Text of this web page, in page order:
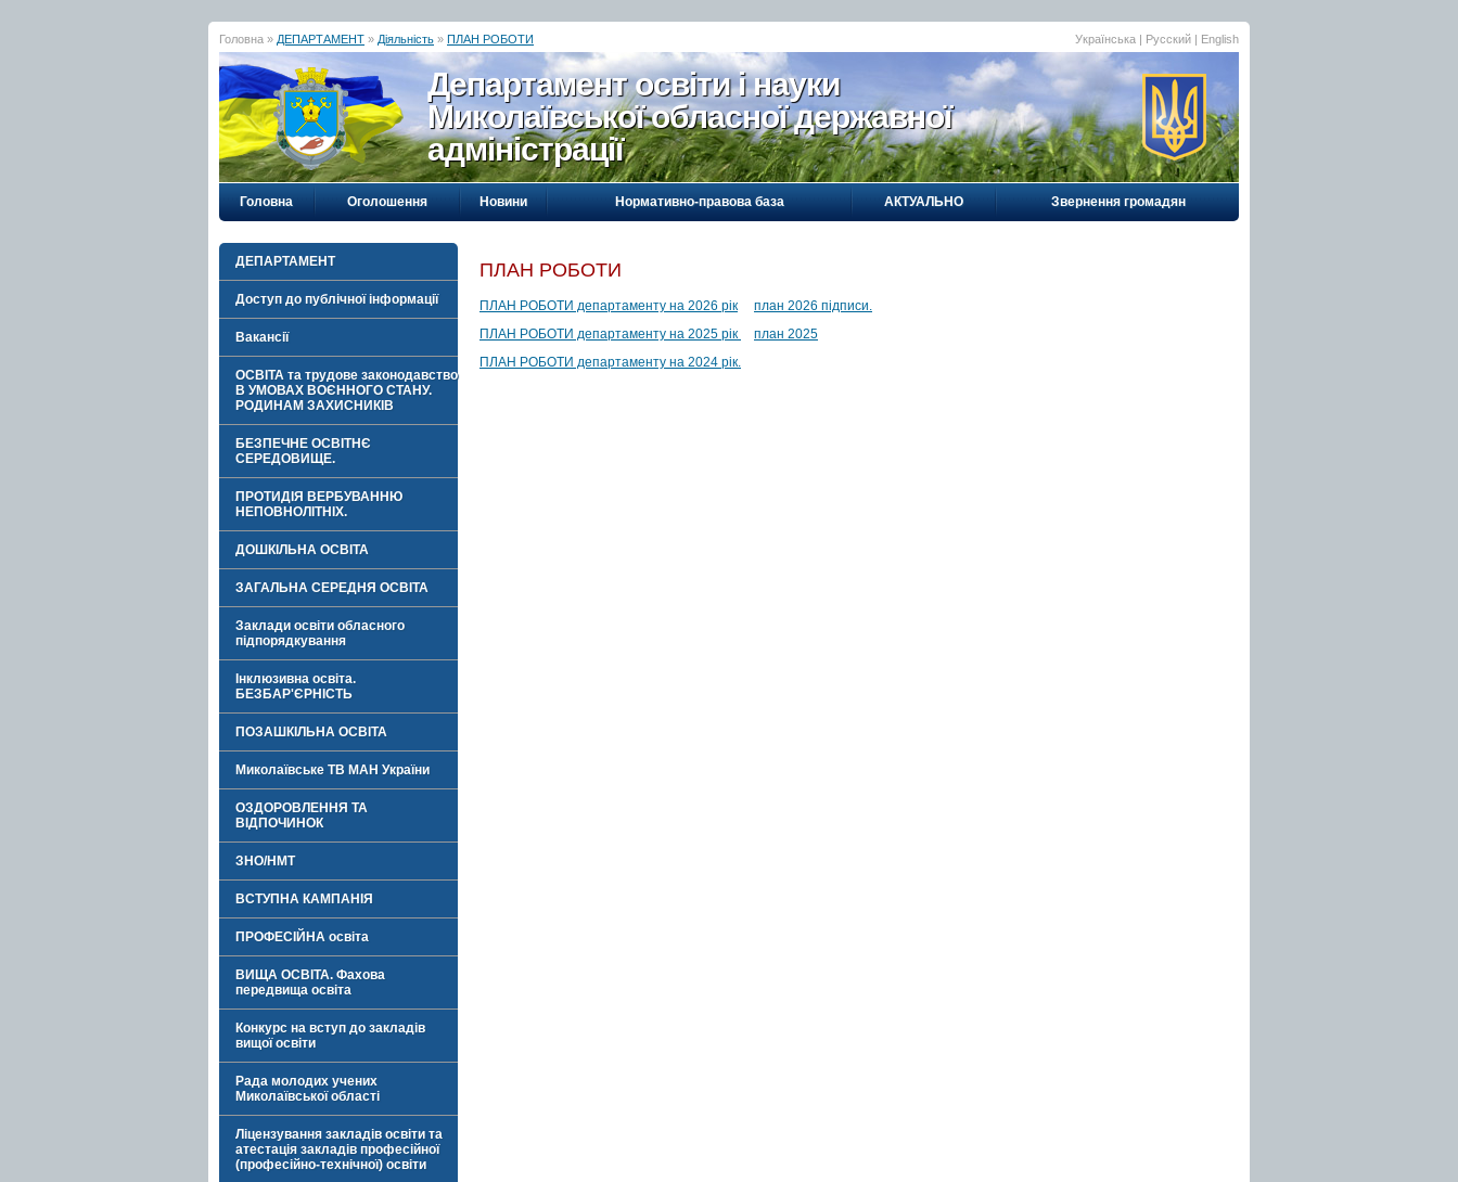
Головна » ДЕПАРТАМЕНТ » Діяльність » ПЛАН РОБОТИ Українська | Русский | English
Департамент освіти і науки
Миколаївської обласної державної
адміністрації
Головна Оголошення Новини Нормативно-правова база АКТУАЛЬНО Звернення громадян
ДЕПАРТАМЕНТ
Доступ до публічної інформації
Вакансії
ОСВІТА та трудове законодавство
В УМОВАХ ВОЄННОГО СТАНУ.
РОДИНАМ ЗАХИСНИКІВ
БЕЗПЕЧНЕ ОСВІТНЄ
СЕРЕДОВИЩЕ.
ПРОТИДІЯ ВЕРБУВАННЮ
НЕПОВНОЛІТНІХ.
ДОШКІЛЬНА ОСВІТА
ЗАГАЛЬНА СЕРЕДНЯ ОСВІТА
Заклади освіти обласного
підпорядкування
Інклюзивна освіта.
БЕЗБАР'ЄРНІСТЬ
ПОЗАШКІЛЬНА ОСВІТА
Миколаївське ТВ МАН України
ОЗДОРОВЛЕННЯ ТА
ВІДПОЧИНОК
ЗНО/НМТ
ВСТУПНА КАМПАНІЯ
ПРОФЕСІЙНА освіта
ВИЩА ОСВІТА. Фахова
передвища освіта
Конкурс на вступ до закладів
вищої освіти
Рада молодих учених
Миколаївської області
Ліцензування закладів освіти та
атестація закладів професійної
(професійно-технічної) освіти
ПЛАН РОБОТИ
ПЛАН РОБОТИ департаменту на 2026 рік
план 2026 підписи.
ПЛАН РОБОТИ департаменту на 2025 рік
план 2025
ПЛАН РОБОТИ департаменту на 2024 рік.